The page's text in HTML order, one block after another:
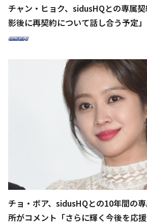
チャン・ヒョク、sidusHQとの専属
影後に再契約について話し合う予定」
チョ・ボア、sidusHQとの10年間の
所がコメント「さらに輝く今後を応援